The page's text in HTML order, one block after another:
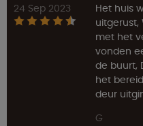
24 Sep 2023
Het huis
uitgerust,
met het
vonden
de buurt,
het
deur
G